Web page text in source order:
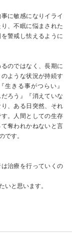
に敏感になりイライ
、不眠に悩まされた
警戒し怯えるように
のではなく、長期に
ような状況が持続す
生きる事がつらい』
だろう』『消えていな
、ある日突然、それ
。人間としての生存
奪われかねないと言
です。
治療を行っていくの
いと思います。